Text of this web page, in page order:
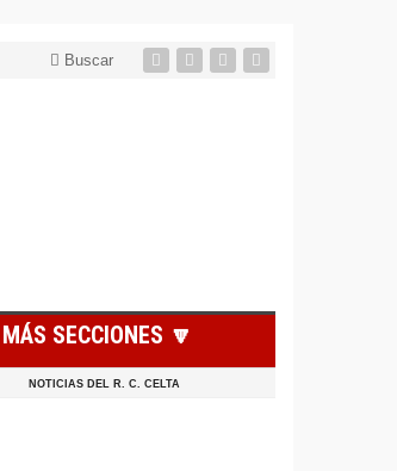
Buscar
MÁS SECCIONES 🔽
NOTICIAS DEL R. C. CELTA